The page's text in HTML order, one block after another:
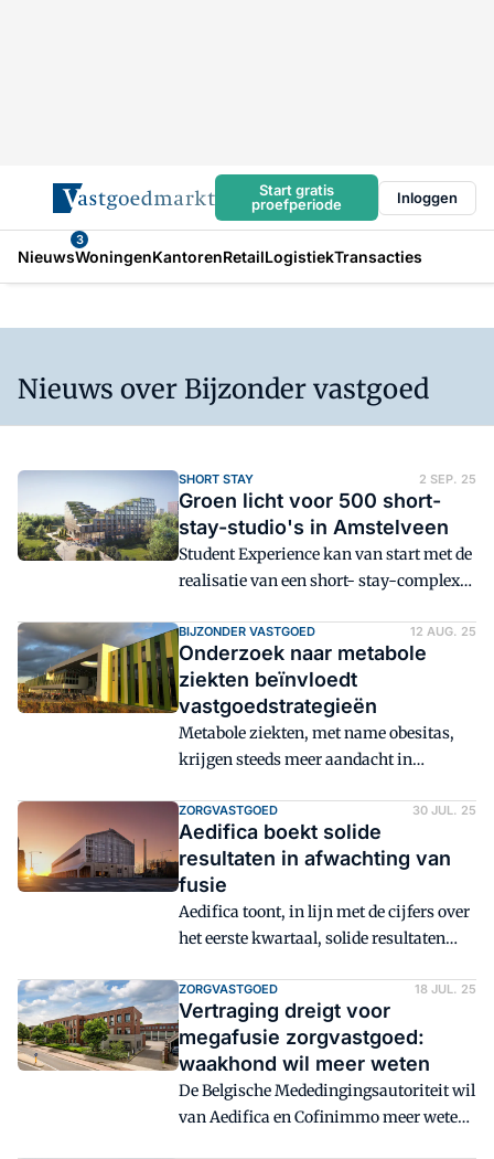
Start gratis
proefperiode
Inloggen
Nieuws
3
WoningenKantorenRetailLogistiekTransacties
Nieuws over Bijzonder vastgoed
SHORT STAY 2 SEP. 25
Groen licht voor 500 short-
stay-studio's in Amstelveen
Student Experience kan van start met de
realisatie van een short- stay-complex
omgevingsvergunning onherroepelijk
is. Het complex biedt 500 volledig
gemeubileerde studio's en komt in het
gebied Kronenburg.
BIJZONDER VASTGOED 12 AUG. 25
Onderzoek naar metabole
ziekten beïnvloedt
vastgoedstrategieën
Metabole ziekten, met name obesitas,
krijgen steeds meer aandacht in
beïnvloedt ook vastgoedstrategieën
aanzienlijk.
ZORGVASTGOED 30 JUL. 25
Aedifica boekt solide
resultaten in afwachting van
fusie
Aedifica toont, in lijn met de cijfers over
het eerste kwartaal, solide resultaten
wacht het beursgenoteerde
zorgvastgoedfonds nog altijd op
definitief groen licht voor de fusie met
branchegenoot Confinimmo.
ZORGVASTGOED 18 JUL. 25
Vertraging dreigt voor
megafusie zorgvastgoed:
waakhond wil meer weten
De Belgische Mededingingsautoriteit wil
van Aedifica en Cofinimmo meer weten